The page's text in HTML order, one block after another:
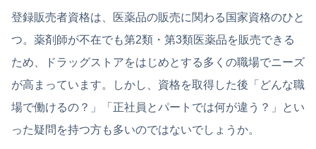
登録販売者資格は、医薬品の販売に関わる国家資格のひと
つ。薬剤師が不在でも第2類・第3類医薬品を販売できる
ため、ドラッグストアをはじめとする多くの職場でニーズ
が高まっています。しかし、資格を取得した後「どんな職
場で働けるの？」「正社員とパートでは何が違う？」とい
った疑問を持つ方も多いのではないでしょうか。